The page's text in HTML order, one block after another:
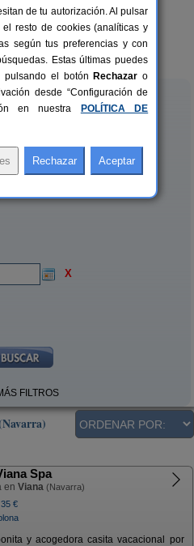
24-36+14 pers.
desde28 €
Real
X
FILTROS
Spa
en Viana (Navarra)
35 €
y acogedora casita vacacional por
de tu autorización. Al pulsar
el resto de cookies (analíticas y
según tus preferencias y con
Estas últimas puedes
pulsando el botón Rechazar o
desde “Configuración de
en nuestra
POLÍTICA DE